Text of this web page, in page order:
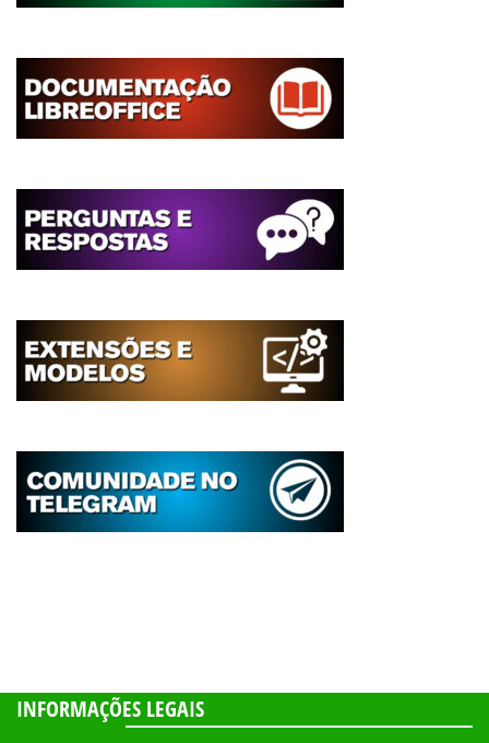
INFORMAÇÕES LEGAIS